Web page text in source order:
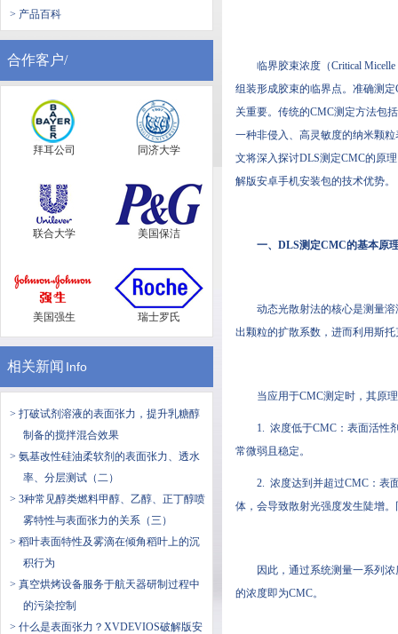
> 产品百科
合作客户/
拜耳公司 同济大学
联合大学 美国保洁
美国强生 瑞士罗氏
相关新闻 Info
> 打破试剂溶液的表面张力，提升乳糖醇
制备的搅拌混合效果
> 氨基改性硅油柔软剂的表面张力、透水
率、分层测试（二）
> 3种常见醇类燃料甲醇、乙醇、正丁醇喷
雾特性与表面张力的关系（三）
> 稻叶表面特性及雾滴在倾角稻叶上的沉
积行为
> 真空烘烤设备服务于航天器研制过程中
的污染控制
> ​什么是表面张力？XVDEVIOS破解版安
临界胶束浓度（Critical
组装形成胶束的临界点。准确测
关重要。传统的CMC测定方法包
一种非侵入、高灵敏度的纳米颗
文将深入探讨DLS测定CMC的原
解版安卓手机安装包的技术优势。
一、DLS测定CMC的基本原
动态光散射法的核心是测量
出颗粒的扩散系数，进而利用斯
当应用于CMC测定时，其原
1. 浓度低于CMC：表面活性
常微弱且稳定。
2. 浓度达到并超过CMC：表
体，会导致散射光强度发生陡增
因此，通过系统测量一系列
的浓度即为CMC。